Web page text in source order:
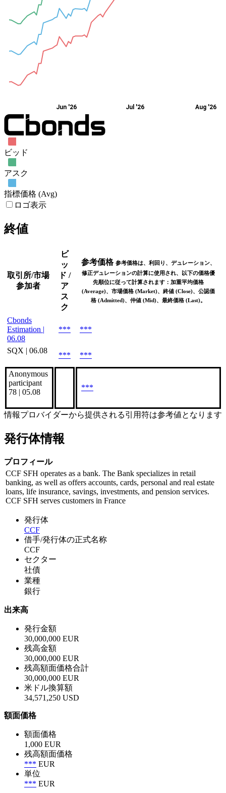
Jun '26 Jul '26 Aug '26
ビッド
アスク
指標価格 (Avg)
ロゴ表示
終値
取引所/市場
参加者
ビ
ッ
ド /
ア
ス
ク
参考価格 参考価格は、利回り、デュレーション、
修正デュレーションの計算に使用され、以下の価格優
先順位に従って計算されます：加重平均価格
(Average)、市場価格 (Market)、終値 (Close)、公認価
格 (Admitted)、仲値 (Mid)、最終価格 (Last)。
Cbonds
Estimation |
06.08
*** ***
SQX | 06.08
*** ***
Anonymous
participant
78 | 05.08
***
情報プロバイダーから提供される引用符は参考値となります
発行体情報
プロフィール
CCF SFH operates as a bank. The Bank specializes in retail
banking, as well as offers accounts, cards, personal and real estate
loans, life insurance, savings, investments, and pension services.
CCF SFH serves customers in France
発行体
CCF
借手/発行体の正式名称
CCF
セクター
社債
業種
銀行
出来高
発行金額
30,000,000 EUR
残高金額
30,000,000 EUR
残高額面価格合計
30,000,000 EUR
米ドル換算額
34,571,250 USD
額面価格
額面価格
1,000 EUR
残高額面価格
*** EUR
単位
*** EUR